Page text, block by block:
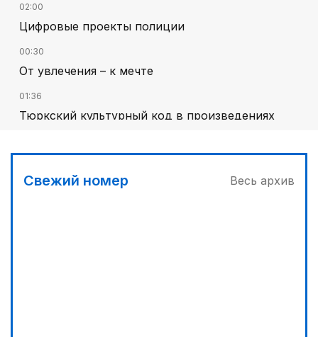
02:00
Цифровые проекты полиции
00:30
От увлечения – к мечте
01:36
Тюркский культурный код в произведениях
00:00
Гостья на кирпичной стене
Свежий номер Весь архив